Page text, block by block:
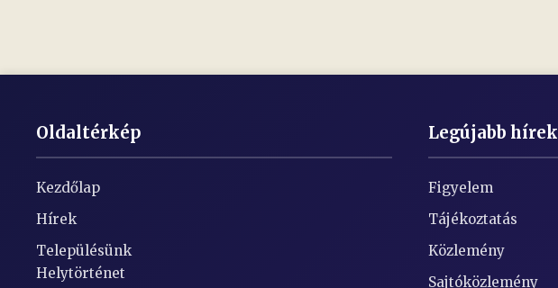
Oldaltérkép
Kezdőlap
Hírek
Településünk
Helytörténet
Legújabb hírek
Figyelem
Tájékoztatás
Közlemény
Sajtóközlemény